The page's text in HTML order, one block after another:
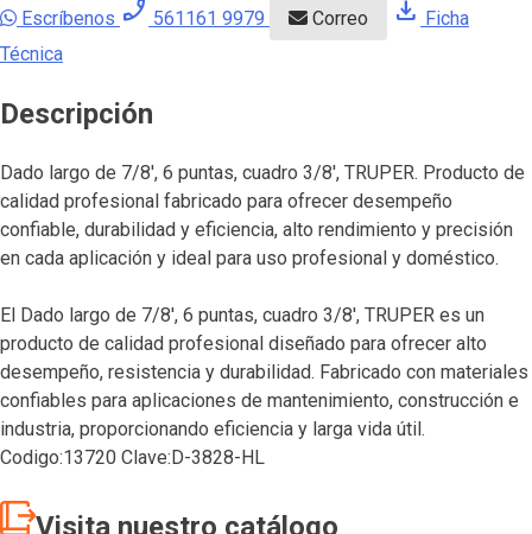
Escríbenos phone_enabled 561161 9979 Correo download Ficha
Técnica
Descripción
Dado largo de 7/8′, 6 puntas, cuadro 3/8′, TRUPER. Producto de
calidad profesional fabricado para ofrecer desempeño
confiable, durabilidad y eficiencia, alto rendimiento y precisión
en cada aplicación y ideal para uso profesional y doméstico.
El Dado largo de 7/8′, 6 puntas, cuadro 3/8′, TRUPER es un
producto de calidad profesional diseñado para ofrecer alto
desempeño, resistencia y durabilidad. Fabricado con materiales
confiables para aplicaciones de mantenimiento, construcción e
industria, proporcionando eficiencia y larga vida útil.
Codigo:13720 Clave:D-3828-HL
Visita nuestro catálogo